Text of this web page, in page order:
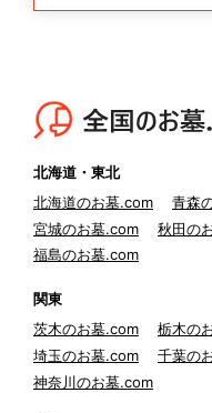
北海道・東北
北海道のお墓.com
青森
宮城のお墓.com
秋田の
福島のお墓.com
関東
茨木のお墓.com
栃木の
埼玉のお墓.com
千葉の
神奈川のお墓.com